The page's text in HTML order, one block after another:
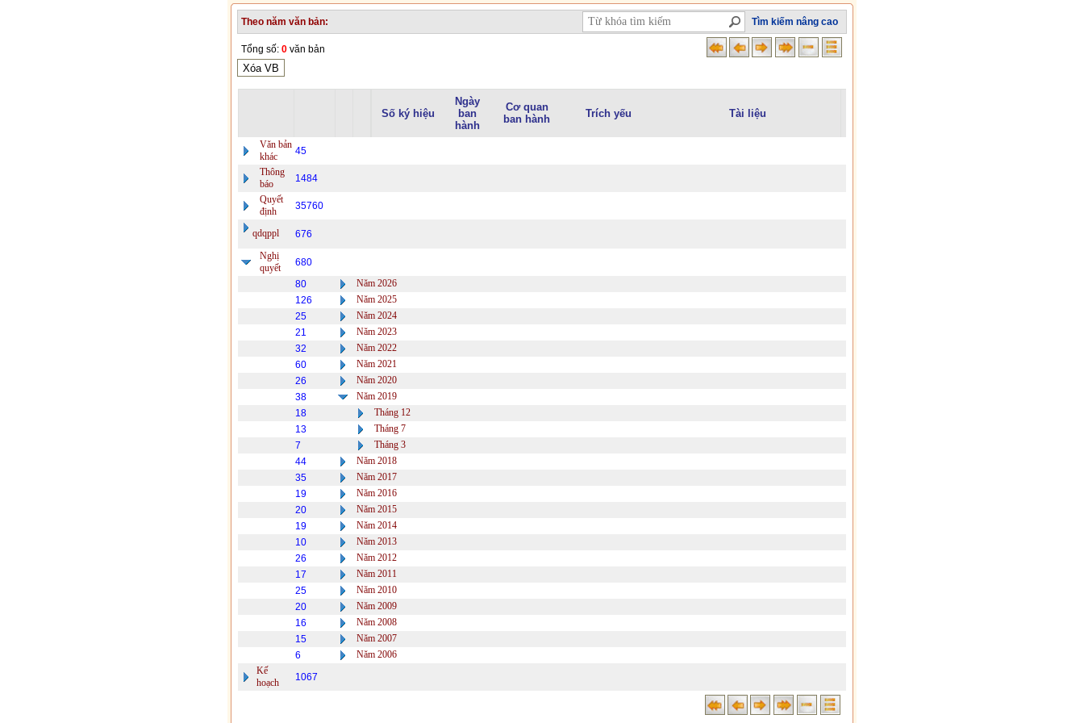
Theo năm văn bản: Tìm kiếm nâng cao
Tổng số: 0 văn bản
Số ký hiệu
Ngày
ban
hành
Cơ quan
ban hành
Trích yếu Tài liệu
Văn bản
khác
45
Thông
báo
1484
Quyết
định
35760
qdqppl
676
Nghị
quyết
680
80
Năm 2026
126
Năm 2025
25
Năm 2024
21
Năm 2023
32
Năm 2022
60
Năm 2021
26
Năm 2020
38
Năm 2019
18
Tháng 12
13
Tháng 7
7
Tháng 3
44
Năm 2018
35
Năm 2017
19
Năm 2016
20
Năm 2015
19
Năm 2014
10
Năm 2013
26
Năm 2012
17
Năm 2011
25
Năm 2010
20
Năm 2009
16
Năm 2008
15
Năm 2007
6
Năm 2006
Kế
hoạch
1067